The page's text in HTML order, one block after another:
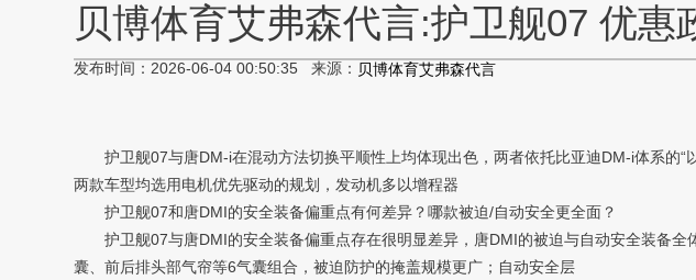
贝博体育艾弗森代言:护卫舰07 优惠
发布时间：2026-06-04 00:50:35 来源： 贝博体育艾弗森代言
护卫舰07与唐DM-i在混动方法切换平顺性上均体现出色，两者依托比亚迪DM-i体系的“
两款车型均选用电机优先驱动的规划，发动机多以增程器
护卫舰07和唐DMI的安全装备偏重点有何差异？哪款被迫/自动安全更全面？
护卫舰07与唐DMI的安全装备偏重点存在很明显差异，唐DMI的被迫与自动安全装备全
囊、前后排头部气帘等6气囊组合，被迫防护的掩盖规模更广；自动安全层